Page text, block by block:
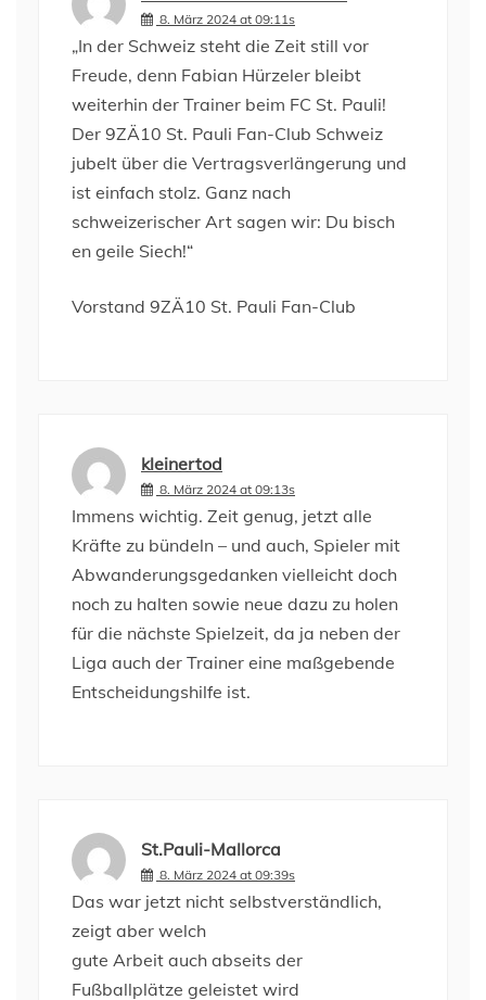
8. März 2024 at 09:11s
„In der Schweiz steht die Zeit still vor
Freude, denn Fabian Hürzeler bleibt
weiterhin der Trainer beim FC St. Pauli!
Der 9ZÄ10 St. Pauli Fan-Club Schweiz
jubelt über die Vertragsverlängerung und
ist einfach stolz. Ganz nach
schweizerischer Art sagen wir: Du bisch
en geile Siech!“
Vorstand 9ZÄ10 St. Pauli Fan-Club
kleinertod
8. März 2024 at 09:13s
Immens wichtig. Zeit genug, jetzt alle
Kräfte zu bündeln – und auch, Spieler mit
Abwanderungsgedanken vielleicht doch
noch zu halten sowie neue dazu zu holen
für die nächste Spielzeit, da ja neben der
Liga auch der Trainer eine maßgebende
Entscheidungshilfe ist.
St.Pauli-Mallorca
8. März 2024 at 09:39s
Das war jetzt nicht selbstverständlich,
zeigt aber welch
gute Arbeit auch abseits der
Fußballplätze geleistet wird